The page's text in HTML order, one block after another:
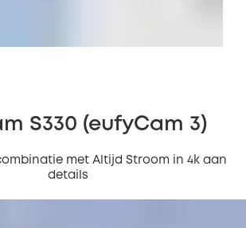
S330 (eufyCam 3)
met Altijd Stroom in 4k aan
details